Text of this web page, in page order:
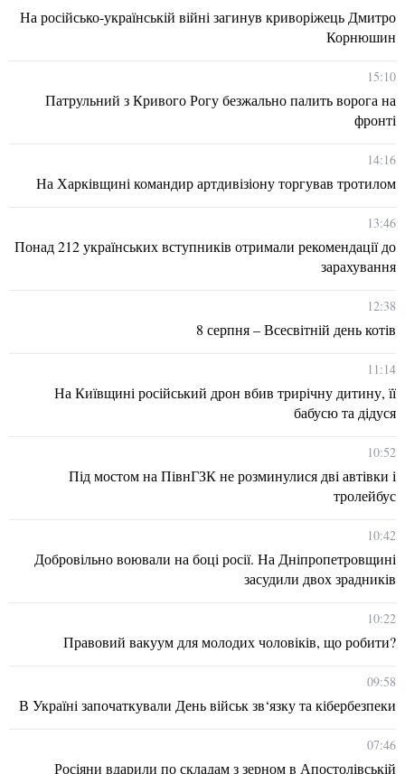
На російсько-українській війні загинув криворіжець Дмитро
Корнюшин
15:10
Патрульний з Кривого Рогу безжально палить ворога на
фронті
14:16
На Харківщині командир артдивізіону торгував тротилом
13:46
Понад 212 українських вступників отримали рекомендації до
зарахування
12:38
8 серпня – Всесвітній день котів
11:14
На Київщині російський дрон вбив трирічну дитину, її
бабусю та дідуся
10:52
Під мостом на ПівнГЗК не розминулися дві автівки і
тролейбус
10:42
Добровільно воювали на боці росії. На Дніпропетровщині
засудили двох зрадників
10:22
Правовий вакуум для молодих чоловіків, що робити?
09:58
В Україні започаткували День військ зв‘язку та кібербезпеки
07:46
Росіяни вдарили по складам з зерном в Апостолівській